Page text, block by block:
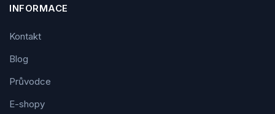
INFORMACE
Kontakt
Blog
Průvodce
E-shopy